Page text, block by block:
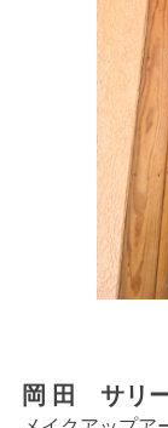
岡 田 サリ